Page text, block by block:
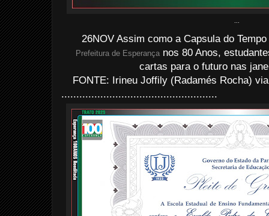
26NOV Assim como a Capsula do
Prefeitura de Esperança nos 80 Anos,
cartas para o futuro nas
FONTE: Irineu Joffily (Radamés Rocha)
....................................................